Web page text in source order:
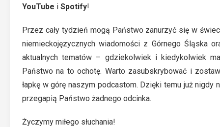
YouTube i Spotify!
Przez cały tydzień mogą Państwo zanurzyć się w
niemieckojęzycznych wiadomości z Górnego Śląska
aktualnych tematów – gdziekolwiek i kiedykolwiek
Państwo na to ochotę. Warto zasubskrybować i
łapkę w górę naszym podcastom. Dzięki temu już nigdy
przegapią Państwo żadnego odcinka.
Życzymy miłego słuchania!